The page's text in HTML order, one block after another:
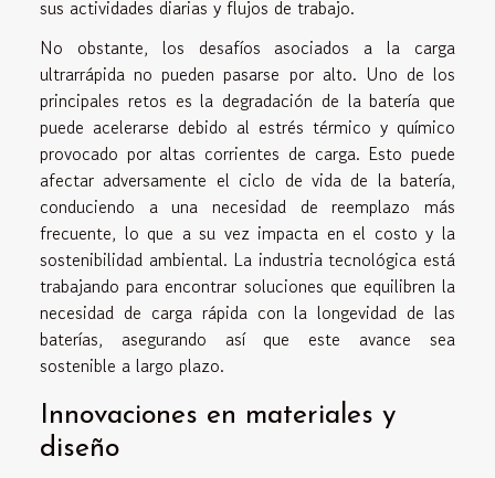
sus actividades diarias y flujos de trabajo.
No obstante, los desafíos asociados a la carga
ultrarrápida no pueden pasarse por alto. Uno de los
principales retos es la degradación de la batería que
puede acelerarse debido al estrés térmico y químico
provocado por altas corrientes de carga. Esto puede
afectar adversamente el ciclo de vida de la batería,
conduciendo a una necesidad de reemplazo más
frecuente, lo que a su vez impacta en el costo y la
sostenibilidad ambiental. La industria tecnológica está
trabajando para encontrar soluciones que equilibren la
necesidad de carga rápida con la longevidad de las
baterías, asegurando así que este avance sea
sostenible a largo plazo.
Innovaciones en materiales y
diseño